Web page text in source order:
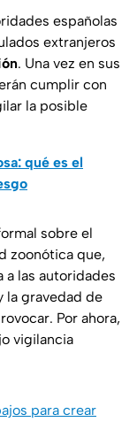
españolas
extranjeros
. Una vez en sus
cumplir con
la posible
qué es el
sobre el
zoonótica que,
a las autoridades
la gravedad de
Por ahora,
vigilancia
para crear